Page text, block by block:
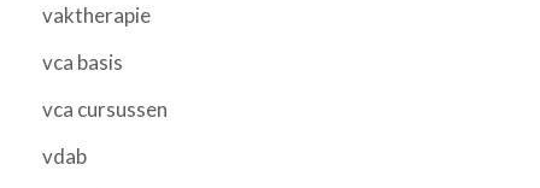
vaktherapie
vca basis
vca cursussen
vdab